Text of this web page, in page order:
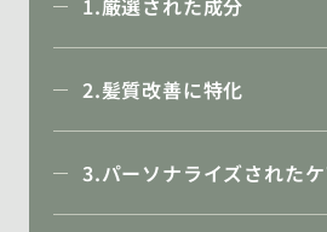
1.厳選された成分
2.髪質改善に特化
3.パーソナライズされた